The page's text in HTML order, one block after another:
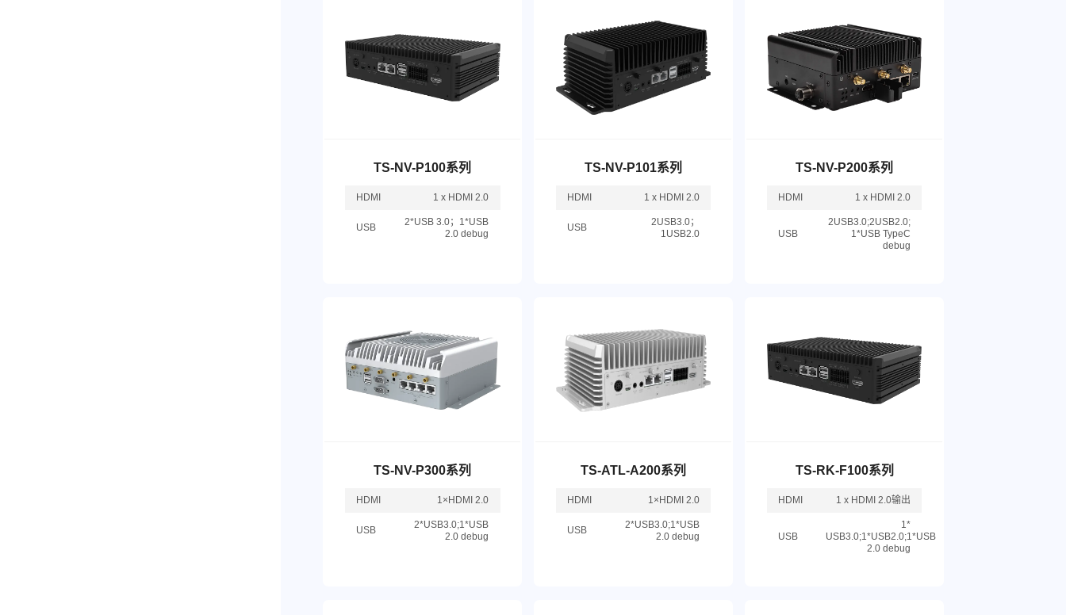
TS-NV-P100系列
HDMI 1 x HDMI 2.0
USB
2*USB 3.0；1*USB
2.0 debug
TS-NV-P101系列
HDMI 1 x HDMI 2.0
USB
2USB3.0；
1USB2.0
TS-NV-P200系列
HDMI 1 x HDMI 2.0
USB
2USB3.0;2USB2.0;
1*USB TypeC
debug
TS-NV-P300系列
HDMI 1×HDMI 2.0
USB
2*USB3.0;1*USB
2.0 debug
TS-ATL-A200系列
HDMI 1×HDMI 2.0
USB
2*USB3.0;1*USB
2.0 debug
TS-RK-F100系列
HDMI 1 x HDMI 2.0输出
USB
1*
USB3.0;1*USB2.0;1*USB
2.0 debug